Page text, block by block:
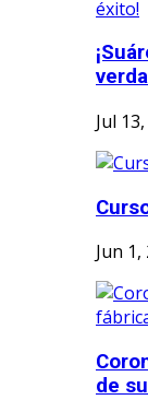
Jul
Jun 1,
de